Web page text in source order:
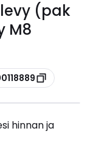
(pak
M8
hinnan ja